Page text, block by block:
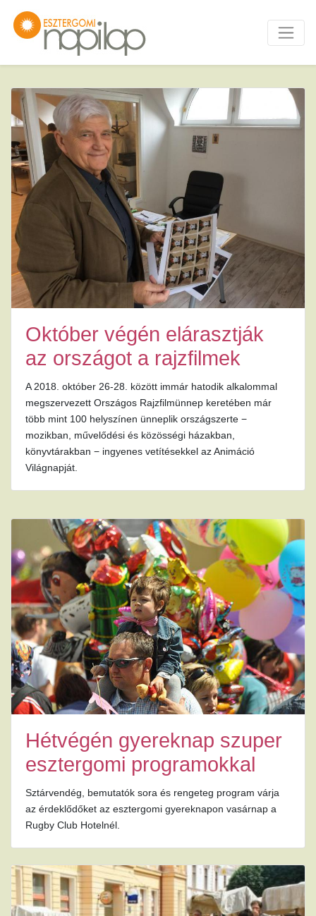
Október végén elárasztják
az országot a rajzfilmek
A 2018. október 26-28. között immár hatodik alkalommal
megszervezett Országos Rajzfilmünnep keretében már
több mint 100 helyszínen ünneplik országszerte −
mozikban, művelődési és közösségi házakban,
könyvtárakban − ingyenes vetítésekkel az Animáció
Világnapját.
Hétvégén gyereknap szuper
esztergomi programokkal
Sztárvendég, bemutatók sora és rengeteg program várja
az érdeklődőket az esztergomi gyereknapon vasárnap a
Rugby Club Hotelnél.